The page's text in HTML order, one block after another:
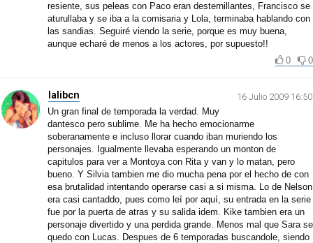
resiente, sus peleas con Paco eran desternillantes, Francisco se
aturullaba y se iba a la comisaria y Lola, terminaba hablando con
las sandias. Seguiré viendo la serie, porque es muy buena,
aunque echaré de menos a los actores, por supuesto!!
0
0
lalibcn
16 Julio 2009 16:50
Un gran final de temporada la verdad. Muy
dantesco pero sublime. Me ha hecho emocionarme
soberanamente e incluso llorar cuando iban muriendo los
personajes. Igualmente llevaba esperando un monton de
capitulos para ver a Montoya con Rita y van y lo matan, pero
bueno. Y Silvia tambien me dio mucha pena por el hecho de con
esa brutalidad intentando operarse casi a si misma. Lo de Nelson
era casi cantaddo, pues como leí por aquí, su entrada en la serie
fue por la puerta de atras y su salida idem. Kike tambien era un
personaje divertido y una perdida grande. Menos mal que Sara se
quedo con Lucas. Despues de 6 temporadas buscandole, siendo